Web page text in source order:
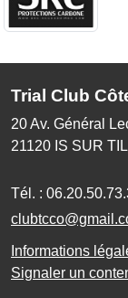
Trial Club
20 Av. Général
21120 IS SUR
Tél. :
Informations
Signaler un